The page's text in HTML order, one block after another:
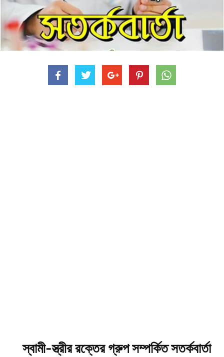
স্বামী-স্ত্রীর রক্তের গ্রুপ সম্পর্কিত সতর্কবার্তা